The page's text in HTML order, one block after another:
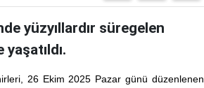
yüzyıllardır süregelen
26 Ekim 2025 Pazar günü düzenlenen